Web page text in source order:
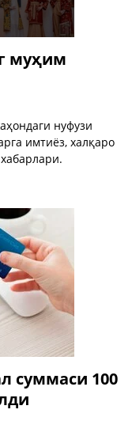
муҳим
нуфузи
имтиёз, халқаро
суммаси 100